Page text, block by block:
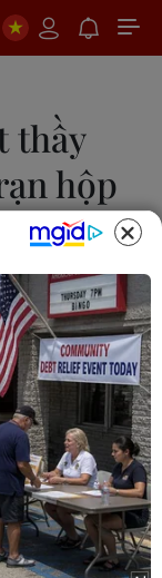
thầy
hộp
một người
bạo 4 học